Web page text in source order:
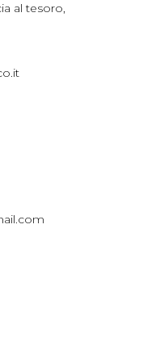
al tesoro,